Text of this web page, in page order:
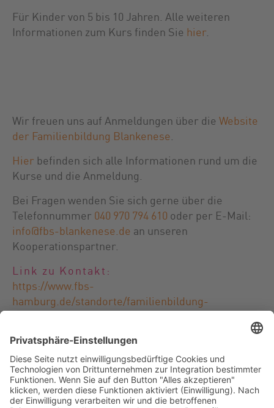
Für Kinder von 5 bis 10 Jahren. Alle weiteren
Informationen zum Kurs finden Sie hier
Wir freuen uns auf Anmeldungen über die Website
der Familienbildung Blankenese
Hier befinden sich alle Informationen rund um die
Kurse und die Anmeldung.
Bei Fragen wenden Sie sich gerne über die
Telefonnummer 040 970 794 610 oder per E-Mail:
info@fbs-blankenese.de an unseren
Kooperationspartner.
Link zu Kontakt:
https://www.fbs-
hamburg.de/standorte/familienbildung-
blankenese/info/kontakt
IMPRESSUM DATENSCHUTZERKLÄRUNG